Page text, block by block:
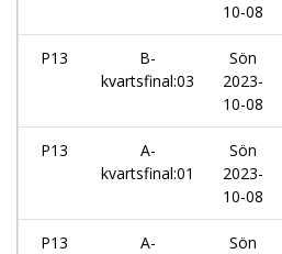
10-08
P13
B-
kvartsfinal:03
Sön
2023-
10-08
P13
A-
kvartsfinal:01
Sön
2023-
10-08
P13
A-
Sön